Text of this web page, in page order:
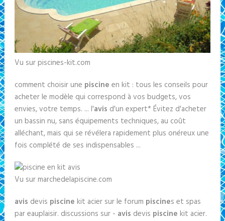
Vu sur piscines-kit.com
comment choisir une piscine en kit : tous les conseils pour
acheter le modèle qui correspond à vos budgets, vos
envies, votre temps. ... l'avis d'un expert* Évitez d'acheter
un bassin nu, sans équipements techniques, au coût
alléchant, mais qui se révélera rapidement plus onéreux une
fois complété de ses indispensables ...
Vu sur marchedelapiscine.com
avis devis piscine kit acier sur le forum piscines et spas
par eauplaisir. discussions sur - avis devis piscine kit acier.